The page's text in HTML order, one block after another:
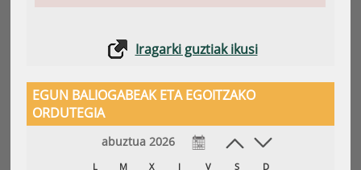
Iragarki guztiak ikusi
EGUN BALIOGABEAK ETA EGOITZAKO
ORDUTEGIA
abuztua 2026
L M X J V S
D